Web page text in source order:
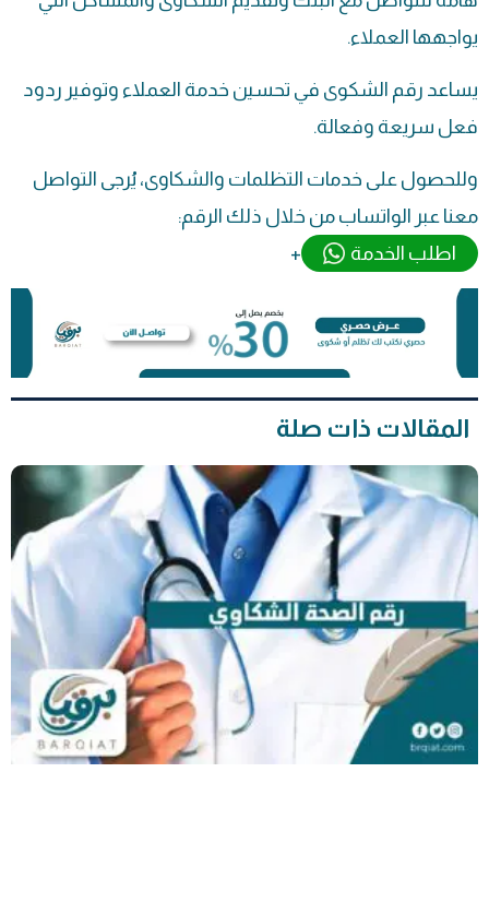
يواجهها العملاء.
يساعد رقم الشكوى في تحسين خدمة العملاء وتوفير ردود
فعل سريعة وفعالة.
وللحصول على خدمات التظلمات والشكاوى، يُرجى التواصل
معنا عبر الواتساب من خلال ذلك الرقم:
اطلب الخدمة
+
المقالات ذات صلة